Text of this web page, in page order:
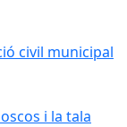
civil municipal
i la tala